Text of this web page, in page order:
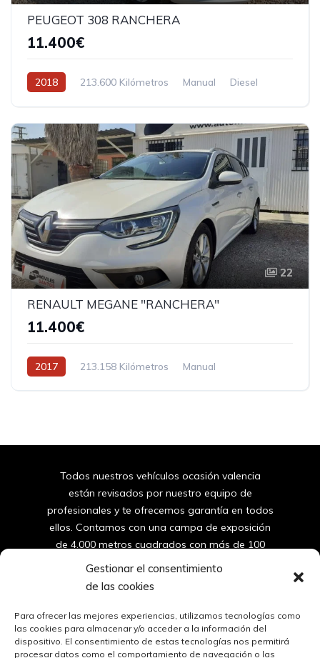
Gestionar el consentimiento
de las cookies
Para ofrecer las mejores experiencias, utilizamos tecnologías como
las cookies para almacenar y/o acceder a la información del
dispositivo. El consentimiento de estas tecnologías nos permitirá
procesar datos como el comportamiento de navegación o las
PEUGEOT 308 RANCHERA
11.400€
2018 213.600 Kilómetros Manual
Diesel
22
RENAULT MEGANE "RANCHERA"
11.400€
2017 213.158 Kilómetros Manual
Todos nuestros vehículos ocasión valencia
están revisados por nuestro equipo de
profesionales y te ofrecemos garantía en todos
ellos. Contamos con una campa de exposición
de 4.000 metros cuadrados con más de 100
furgonetas y coches de segunda mano de
96150 10 42
ventas@automovilessantos.es